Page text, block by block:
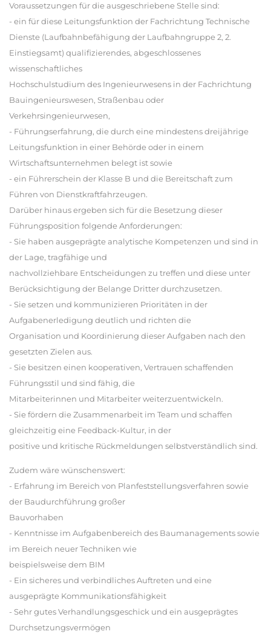
Voraussetzungen für die ausgeschriebene Stelle sind:
- ein für diese Leitungsfunktion der Fachrichtung Technische
Dienste (Laufbahnbefähigung der Laufbahngruppe 2, 2.
Einstiegsamt) qualifizierendes, abgeschlossenes
wissenschaftliches
Hochschulstudium des Ingenieurwesens in der Fachrichtung
Bauingenieurswesen, Straßenbau oder
Verkehrsingenieurwesen,
- Führungserfahrung, die durch eine mindestens dreijährige
Leitungsfunktion in einer Behörde oder in einem
Wirtschaftsunternehmen belegt ist sowie
- ein Führerschein der Klasse B und die Bereitschaft zum
Führen von Dienstkraftfahrzeugen.
Darüber hinaus ergeben sich für die Besetzung dieser
Führungsposition folgende Anforderungen:
- Sie haben ausgeprägte analytische Kompetenzen und sind in
der Lage, tragfähige und
nachvollziehbare Entscheidungen zu treffen und diese unter
Berücksichtigung der Belange Dritter durchzusetzen.
- Sie setzen und kommunizieren Prioritäten in der
Aufgabenerledigung deutlich und richten die
Organisation und Koordinierung dieser Aufgaben nach den
gesetzten Zielen aus.
- Sie besitzen einen kooperativen, Vertrauen schaffenden
Führungsstil und sind fähig, die
Mitarbeiterinnen und Mitarbeiter weiterzuentwickeln.
- Sie fördern die Zusammenarbeit im Team und schaffen
gleichzeitig eine Feedback-Kultur, in der
positive und kritische Rückmeldungen selbstverständlich sind.
Zudem wäre wünschenswert:
- Erfahrung im Bereich von Planfeststellungsverfahren sowie
der Baudurchführung großer
Bauvorhaben
- Kenntnisse im Aufgabenbereich des Baumanagements sowie
im Bereich neuer Techniken wie
beispielsweise dem BIM
- Ein sicheres und verbindliches Auftreten und eine
ausgeprägte Kommunikationsfähigkeit
- Sehr gutes Verhandlungsgeschick und ein ausgeprägtes
Durchsetzungsvermögen